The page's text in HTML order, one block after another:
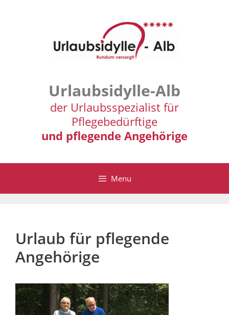
Urlaubsidylle-Alb
der Urlaubsspezialist für
Pflegebedürftige
und pflegende Angehörige
Menu
Urlaub für pflegende
Angehörige